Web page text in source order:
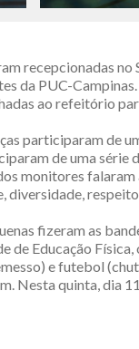
recepcionadas
da PUC-
ao refeitório
participaram de
de uma série
monitores
fizeram as
de Educação
e futebol
Nesta quinta, dia